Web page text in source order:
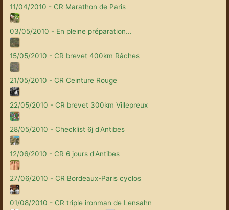
11/04/2010 - CR Marathon de Paris
03/05/2010 - En pleine préparation...
15/05/2010 - CR brevet 400km Râches
21/05/2010 - CR Ceinture Rouge
22/05/2010 - CR brevet 300km Villepreux
28/05/2010 - Checklist 6j d'Antibes
12/06/2010 - CR 6 jours d'Antibes
27/06/2010 - CR Bordeaux-Paris cyclos
01/08/2010 - CR triple ironman de Lensahn